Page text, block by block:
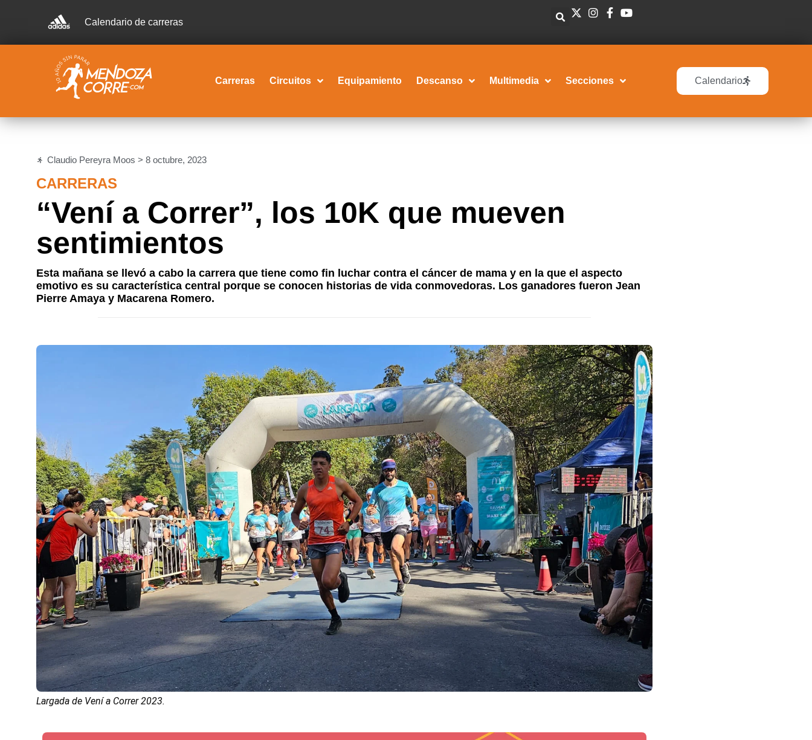
Calendario de carreras
Carreras Circuitos Equipamiento Descanso Multimedia Secciones Calendario
Claudio Pereyra Moos > 8 octubre, 2023
CARRERAS
“Vení a Correr”, los 10K que mueven
sentimientos
Esta mañana se llevó a cabo la carrera que tiene como fin luchar contra el cáncer de mama y en la que el aspecto
emotivo es su característica central porque se conocen historias de vida conmovedoras. Los ganadores fueron Jean
Pierre Amaya y Macarena Romero.
Largada de Vení a Correr 2023.